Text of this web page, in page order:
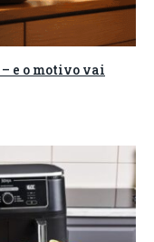
e o motivo vai